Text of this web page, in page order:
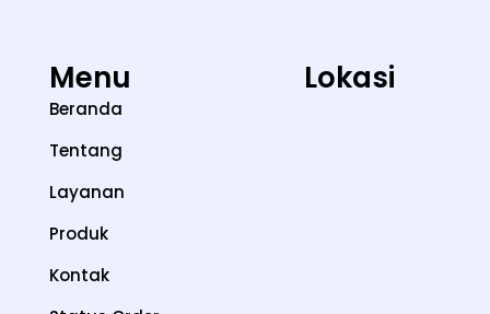
Menu
Beranda
Tentang
Layanan
Produk
Kontak
Lokasi